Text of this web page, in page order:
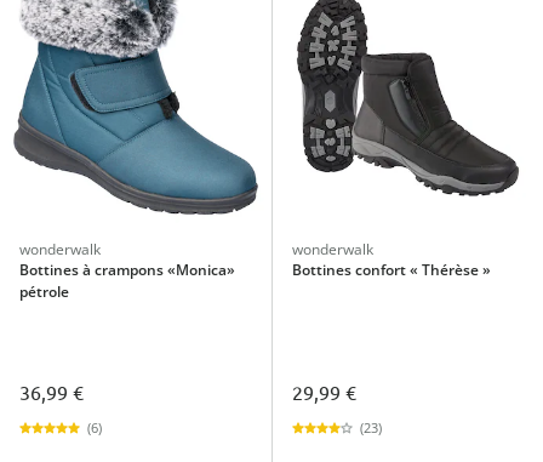
wonderwalk
Bottines à crampons «Monica»
pétrole
36,99 €
(6)
wonderwalk
Bottines confort « Thérèse »
29,99 €
(23)